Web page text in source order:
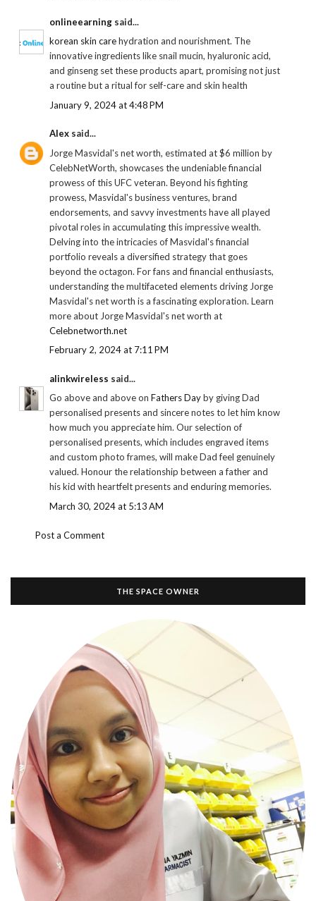
onlineearning said...
korean skin carehydration and nourishment. The
innovative ingredients like snail mucin, hyaluronic acid,
and ginseng set these products apart, promising not just
a routine but a ritual for self-care and skin health
January 9, 2024 at 4:48 PM
Alex said...
Jorge Masvidal's net worth, estimated at $6 million by
CelebNetWorth, showcases the undeniable financial
prowess of this UFC veteran. Beyond his fighting
prowess, Masvidal's business ventures, brand
endorsements, and savvy investments have all played
pivotal roles in accumulating this impressive wealth.
Delving into the intricacies of Masvidal's financial
portfolio reveals a diversified strategy that goes
beyond the octagon. For fans and financial enthusiasts,
understanding the multifaceted elements driving Jorge
Masvidal's net worth is a fascinating exploration. Learn
more about Jorge Masvidal's net worth at
Celebnetworth.net
February 2, 2024 at 7:11 PM
alinkwireless said...
Go above and above on Fathers Dayby giving Dad
personalised presents and sincere notes to let him know
how much you appreciate him. Our selection of
personalised presents, which includes engraved items
and custom photo frames, will make Dad feel genuinely
valued. Honour the relationship between a father and
his kid with heartfelt presents and enduring memories.
March 30, 2024 at 5:13 AM
Post a Comment
THE SPACE OWNER